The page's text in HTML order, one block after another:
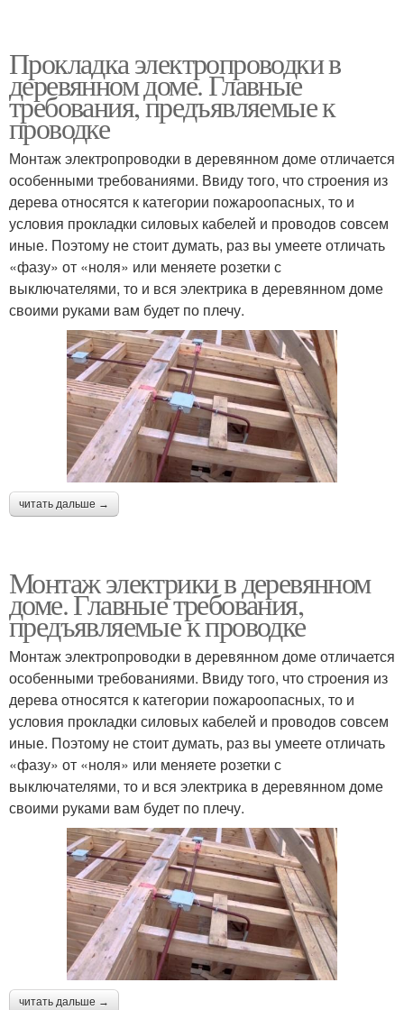
Прокладка электропроводки в
деревянном доме. Главные
требования, предъявляемые к
проводке
Монтаж электропроводки в деревянном доме отличается
особенными требованиями. Ввиду того, что строения из
дерева относятся к категории пожароопасных, то и
условия прокладки силовых кабелей и проводов совсем
иные. Поэтому не стоит думать, раз вы умеете отличать
«фазу» от «ноля» или меняете розетки с
выключателями, то и вся электрика в деревянном доме
своими руками вам будет по плечу.
читать дальше →
Монтаж электрики в деревянном
доме. Главные требования,
предъявляемые к проводке
Монтаж электропроводки в деревянном доме отличается
особенными требованиями. Ввиду того, что строения из
дерева относятся к категории пожароопасных, то и
условия прокладки силовых кабелей и проводов совсем
иные. Поэтому не стоит думать, раз вы умеете отличать
«фазу» от «ноля» или меняете розетки с
выключателями, то и вся электрика в деревянном доме
своими руками вам будет по плечу.
читать дальше →